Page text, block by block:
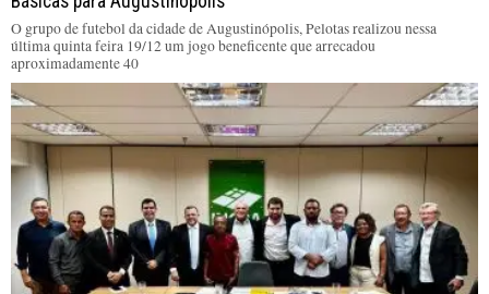
O grupo de futebol da cidade de Augustinópolis, Pelotas realizou nessa
última quinta feira 19/12 um jogo beneficente que arrecadou
aproximadamente 40